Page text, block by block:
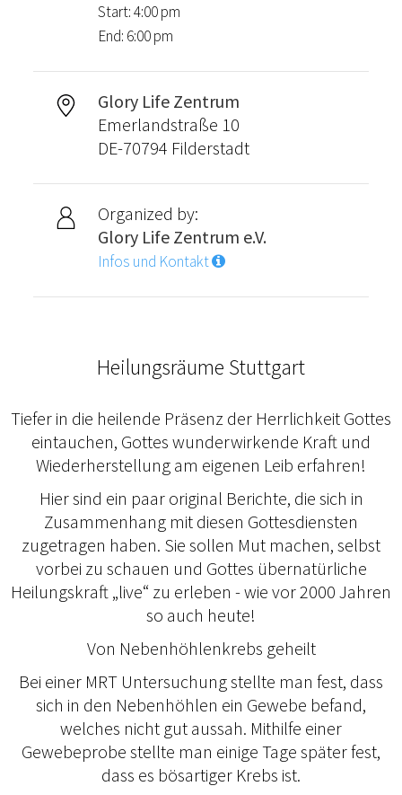
Start: 4:00 pm
End: 6:00 pm
Glory Life Zentrum
Emerlandstraße 10
DE-70794 Filderstadt
Organized by:
Glory Life Zentrum e.V.
Infos und Kontakt
Heilungsräume Stuttgart
Tiefer in die heilende Präsenz der Herrlichkeit Gottes
eintauchen, Gottes wunderwirkende Kraft und
Wiederherstellung am eigenen Leib erfahren!
Hier sind ein paar original Berichte, die sich in
Zusammenhang mit diesen Gottesdiensten
zugetragen haben. Sie sollen Mut machen, selbst
vorbei zu schauen und Gottes übernatürliche
Heilungskraft „live“ zu erleben - wie vor 2000 Jahren
so auch heute!
Von Nebenhöhlenkrebs geheilt
Bei einer MRT Untersuchung stellte man fest, dass
sich in den Nebenhöhlen ein Gewebe befand,
welches nicht gut aussah. Mithilfe einer
Gewebeprobe stellte man einige Tage später fest,
dass es bösartiger Krebs ist.